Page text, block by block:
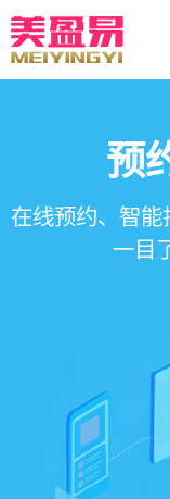
智
一站式解决养
会
会员积分、套
预
在线预约、智
一目
健
客户体质记录